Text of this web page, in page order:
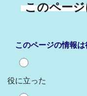
このペー
このページの情報
役に立った